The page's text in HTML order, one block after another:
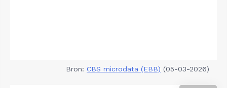
Bron: CBS microdata (EBB) (05-03-2026)